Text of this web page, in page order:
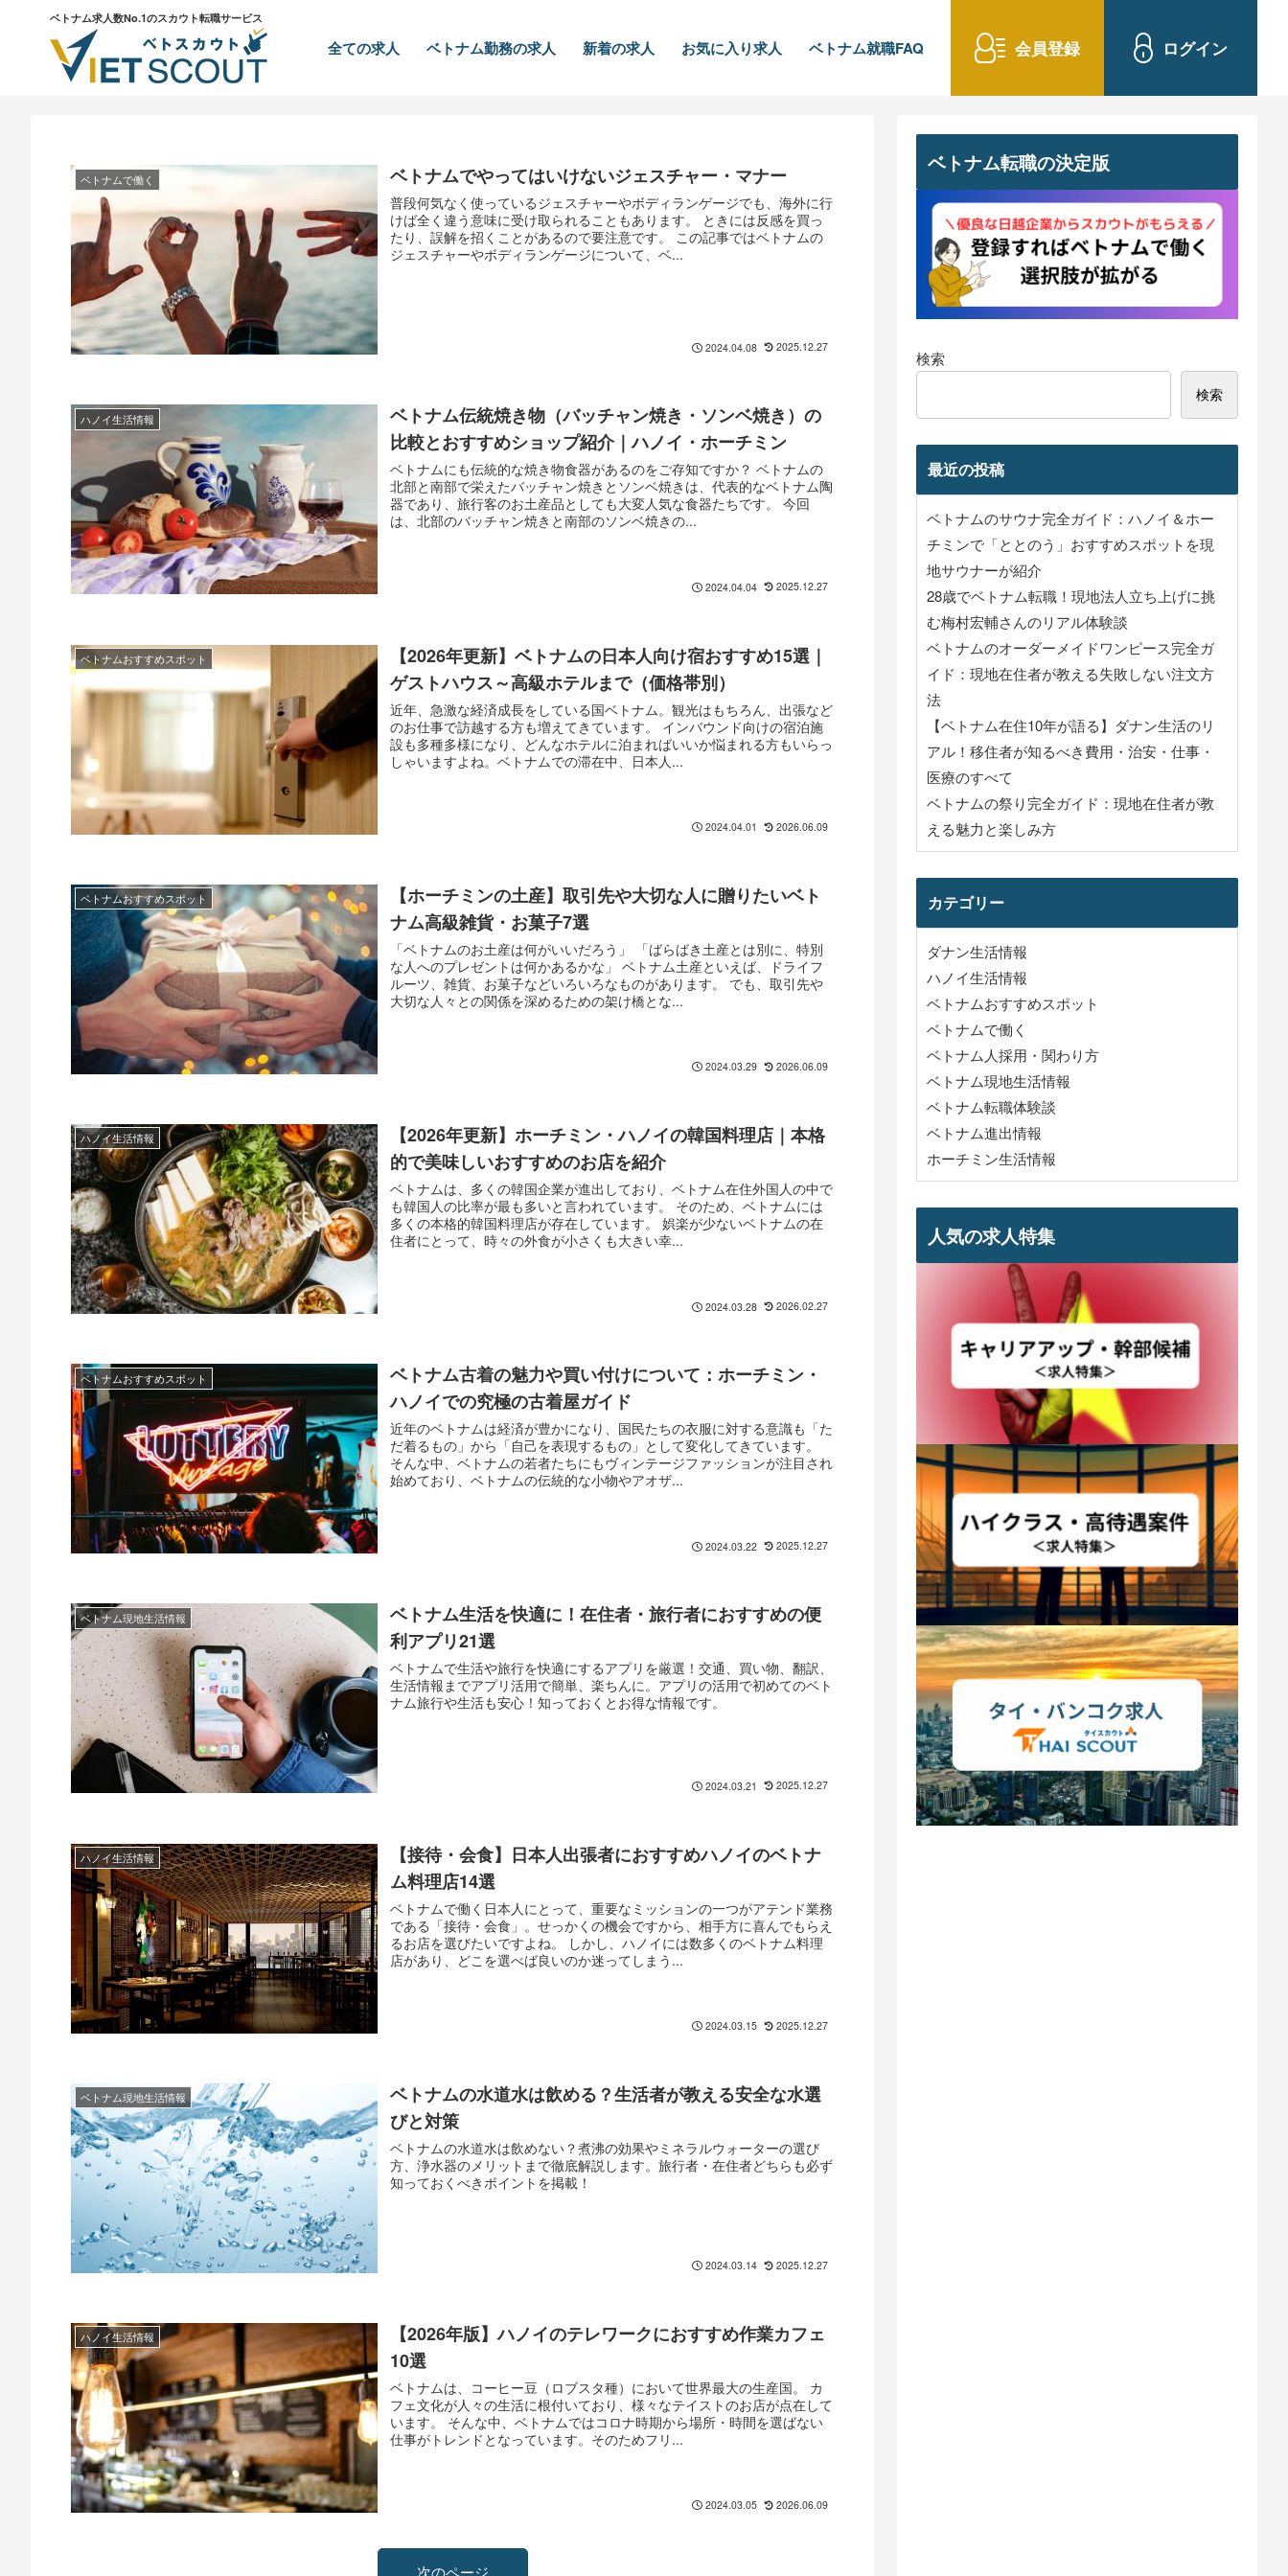
ベトナム求人数No.1のスカウト転職サービス
全ての求人 ベトナム勤務の求人 新着の求人 お気に入り求人 ベトナム就職FAQ 会員登録 ログイン
ベトナムで働く ベトナムでやってはいけないジェスチャー・マナー
普段何気なく使っているジェスチャーやボディランゲージでも、海外に行
けば全く違う意味に受け取られることもあります。 ときには反感を買っ
たり、誤解を招くことがあるので要注意です。 この記事ではベトナムの
ジェスチャーやボディランゲージについて、ベ...
2024.04.08 2025.12.27
ハノイ生活情報
ベトナム伝統焼き物（バッチャン焼き・ソンベ焼き）の
比較とおすすめショップ紹介｜ハノイ・ホーチミン
ベトナムにも伝統的な焼き物食器があるのをご存知ですか？ ベトナムの
北部と南部で栄えたバッチャン焼きとソンベ焼きは、代表的なベトナム陶
器であり、旅行客のお土産品としても大変人気な食器たちです。 今回
は、北部のバッチャン焼きと南部のソンベ焼きの...
2024.04.04 2025.12.27
ベトナムおすすめスポット
【2026年更新】ベトナムの日本人向け宿おすすめ15選｜
ゲストハウス～高級ホテルまで（価格帯別）
近年、急激な経済成長をしている国ベトナム。観光はもちろん、出張など
のお仕事で訪越する方も増えてきています。 インバウンド向けの宿泊施
設も多種多様になり、どんなホテルに泊まればいいか悩まれる方もいらっ
しゃいますよね。ベトナムでの滞在中、日本人...
2024.04.01 2026.06.09
ベトナムおすすめスポット
【ホーチミンの土産】取引先や大切な人に贈りたいベト
ナム高級雑貨・お菓子7選
「ベトナムのお土産は何がいいだろう」 「ばらばき土産とは別に、特別
な人へのプレゼントは何かあるかな」 ベトナム土産といえば、ドライフ
ルーツ、雑貨、お菓子などいろいろなものがあります。 でも、取引先や
大切な人々との関係を深めるための架け橋とな...
2024.03.29 2026.06.09
ハノイ生活情報
【2026年更新】ホーチミン・ハノイの韓国料理店｜本格
的で美味しいおすすめのお店を紹介
ベトナムは、多くの韓国企業が進出しており、ベトナム在住外国人の中で
も韓国人の比率が最も多いと言われています。 そのため、ベトナムには
多くの本格的韓国料理店が存在しています。 娯楽が少ないベトナムの在
住者にとって、時々の外食が小さくも大きい幸...
2024.03.28 2026.02.27
ベトナムおすすめスポット
ベトナム古着の魅力や買い付けについて：ホーチミン・
ハノイでの究極の古着屋ガイド
近年のベトナムは経済が豊かになり、国民たちの衣服に対する意識も「た
だ着るもの」から「自己を表現するもの」として変化してきています。
そんな中、ベトナムの若者たちにもヴィンテージファッションが注目され
始めており、ベトナムの伝統的な小物やアオザ...
2024.03.22 2025.12.27
ベトナム現地生活情報
ベトナム生活を快適に！在住者・旅行者におすすめの便
利アプリ21選
ベトナムで生活や旅行を快適にするアプリを厳選！交通、買い物、翻訳、
生活情報までアプリ活用で簡単、楽ちんに。アプリの活用で初めてのベト
ナム旅行や生活も安心！知っておくとお得な情報です。
2024.03.21 2025.12.27
ハノイ生活情報
【接待・会食】日本人出張者におすすめハノイのベトナ
ム料理店14選
ベトナムで働く日本人にとって、重要なミッションの一つがアテンド業務
である「接待・会食」。せっかくの機会ですから、相手方に喜んでもらえ
るお店を選びたいですよね。 しかし、ハノイには数多くのベトナム料理
店があり、どこを選べば良いのか迷ってしまう...
2024.03.15 2025.12.27
ベトナム現地生活情報
ベトナムの水道水は飲める？生活者が教える安全な水選
びと対策
ベトナムの水道水は飲めない？煮沸の効果やミネラルウォーターの選び
方、浄水器のメリットまで徹底解説します。旅行者・在住者どちらも必ず
知っておくべきポイントを掲載！
2024.03.14 2025.12.27
ハノイ生活情報
【2026年版】ハノイのテレワークにおすすめ作業カフェ
10選
ベトナムは、コーヒー豆（ロブスタ種）において世界最大の生産国。 カ
フェ文化が人々の生活に根付いており、様々なテイストのお店が点在して
います。 そんな中、ベトナムではコロナ時期から場所・時間を選ばない
仕事がトレンドとなっています。そのためフリ...
2024.03.05 2026.06.09
次のページ
ベトナム転職の決定版
検索
検索
最近の投稿
ベトナムのサウナ完全ガイド：ハノイ＆ホー
チミンで「ととのう」おすすめスポットを現
地サウナーが紹介
28歳でベトナム転職！現地法人立ち上げに挑
む梅村宏輔さんのリアル体験談
ベトナムのオーダーメイドワンピース完全ガ
イド：現地在住者が教える失敗しない注文方
法
【ベトナム在住10年が語る】ダナン生活のリ
アル！移住者が知るべき費用・治安・仕事・
医療のすべて
ベトナムの祭り完全ガイド：現地在住者が教
える魅力と楽しみ方
カテゴリー
ダナン生活情報
ハノイ生活情報
ベトナムおすすめスポット
ベトナムで働く
ベトナム人採用・関わり方
ベトナム現地生活情報
ベトナム転職体験談
ベトナム進出情報
ホーチミン生活情報
人気の求人特集